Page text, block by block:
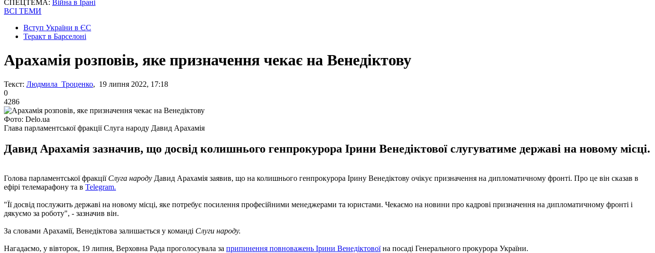
СПЕЦТЕМА: Війна в Ірані
ВСІ ТЕМИ
Вступ України в ЄС
Теракт в Барселоні
Арахамія розповів, яке призначення чекає на Венедіктову
Текст: Людмила Троценко, 19 липня 2022, 17:18
0
4286
Фото: Delo.ua
Глава парламентської фракції Слуга народу Давид Арахамія
Давид Арахамія зазначив, що досвід колишнього генпрокурора Ірини Венедіктової слугуватиме державі на новому місці.
Голова парламентської фракціїСлуга народу Давид Арахамія заявив, що на колишнього генпрокурора Ірину Венедіктову очікує призначення на дипломатичному фронті. Про це він сказав в
ефірі телемарафону та в Telegram.
"Її досвід послужить державі на новому місці, яке потребує посилення професійними менеджерами та юристами. Чекаємо на новини про кадрові призначення на дипломатичному фронті і
дякуємо за роботу", - зазначив він.
За словами Арахамії, Венедіктова залишається у команді Слуги народу.
Нагадаємо, у вівторок, 19 липня, Верховна Рада проголосувала за припинення повноважень Ірини Венедіктовоїна посаді Генерального прокурора України.